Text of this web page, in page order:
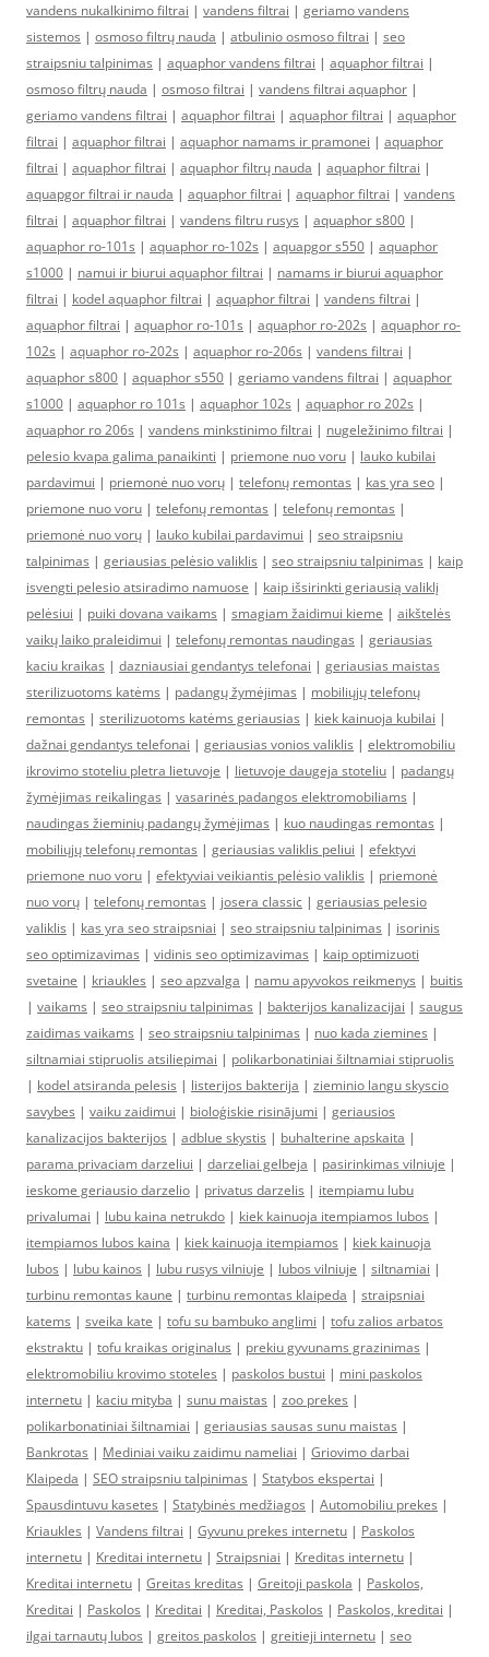
vandens nukalkinimo filtrai | vandens filtrai | geriamo vandens
sistemos | osmoso filtrų nauda | atbulinio osmoso filtrai | seo
straipsniu talpinimas | aquaphor vandens filtrai | aquaphor filtrai |
osmoso filtrų nauda | osmoso filtrai | vandens filtrai aquaphor |
geriamo vandens filtrai | aquaphor filtrai | aquaphor filtrai | aquaphor
filtrai | aquaphor filtrai | aquaphor namams ir pramonei | aquaphor
filtrai | aquaphor filtrai | aquaphor filtrų nauda | aquaphor filtrai |
aquapgor filtrai ir nauda | aquaphor filtrai | aquaphor filtrai | vandens
filtrai | aquaphor filtrai | vandens filtru rusys | aquaphor s800 |
aquaphor ro-101s | aquaphor ro-102s | aquapgor s550 | aquaphor
s1000 | namui ir biurui aquaphor filtrai | namams ir biurui aquaphor
filtrai | kodel aquaphor filtrai | aquaphor filtrai | vandens filtrai |
aquaphor filtrai | aquaphor ro-101s | aquaphor ro-202s | aquaphor ro-
102s | aquaphor ro-202s | aquaphor ro-206s | vandens filtrai |
aquaphor s800 | aquaphor s550 | geriamo vandens filtrai | aquaphor
s1000 | aquaphor ro 101s | aquaphor 102s | aquaphor ro 202s |
aquaphor ro 206s | vandens minkstinimo filtrai | nugeležinimo filtrai |
pelesio kvapa galima panaikinti | priemone nuo voru | lauko kubilai
pardavimui | priemonė nuo vorų | telefonų remontas | kas yra seo |
priemone nuo voru | telefonų remontas | telefonų remontas |
priemonė nuo vorų | lauko kubilai pardavimui | seo straipsniu
talpinimas | geriausias pelėsio valiklis | seo straipsniu talpinimas | kaip
isvengti pelesio atsiradimo namuose | kaip išsirinkti geriausią valiklį
pelėsiui | puiki dovana vaikams | smagiam žaidimui kieme | aikštelės
vaikų laiko praleidimui | telefonų remontas naudingas | geriausias
kaciu kraikas | dazniausiai gendantys telefonai | geriausias maistas
sterilizuotoms katėms | padangų žymėjimas | mobiliųjų telefonų
remontas | sterilizuotoms katėms geriausias | kiek kainuoja kubilai |
dažnai gendantys telefonai | geriausias vonios valiklis | elektromobiliu
ikrovimo stoteliu pletra lietuvoje | lietuvoje daugeja stoteliu | padangų
žymėjimas reikalingas | vasarinės padangos elektromobiliams |
naudingas žieminių padangų žymėjimas | kuo naudingas remontas |
mobiliųjų telefonų remontas | geriausias valiklis peliui | efektyvi
priemone nuo voru | efektyviai veikiantis pelėsio valiklis | priemonė
nuo vorų | telefonų remontas | josera classic | geriausias pelesio
valiklis | kas yra seo straipsniai | seo straipsniu talpinimas | isorinis
seo optimizavimas | vidinis seo optimizavimas | kaip optimizuoti
svetaine | kriaukles | seo apzvalga | namu apyvokos reikmenys | buitis
| vaikams | seo straipsniu talpinimas | bakterijos kanalizacijai | saugus
zaidimas vaikams | seo straipsniu talpinimas | nuo kada ziemines |
siltnamiai stipruolis atsiliepimai | polikarbonatiniai šiltnamiai stipruolis
| kodel atsiranda pelesis | listerijos bakterija | zieminio langu skyscio
savybes | vaiku zaidimui | bioloģiskie risinājumi | geriausios
kanalizacijos bakterijos | adblue skystis | buhalterine apskaita |
parama privaciam darzeliui | darzeliai gelbeja | pasirinkimas vilniuje |
ieskome geriausio darzelio | privatus darzelis | itempiamu lubu
privalumai | lubu kaina netrukdo | kiek kainuoja itempiamos lubos |
itempiamos lubos kaina | kiek kainuoja itempiamos | kiek kainuoja
lubos | lubu kainos | lubu rusys vilniuje | lubos vilniuje | siltnamiai |
turbinu remontas kaune | turbinu remontas klaipeda | straipsniai
katems | sveika kate | tofu su bambuko anglimi | tofu zalios arbatos
ekstraktu | tofu kraikas originalus | prekiu gyvunams grazinimas |
elektromobiliu krovimo stoteles | paskolos bustui | mini paskolos
internetu | kaciu mityba | sunu maistas | zoo prekes |
polikarbonatiniai šiltnamiai | geriausias sausas sunu maistas |
Bankrotas | Mediniai vaiku zaidimu nameliai | Griovimo darbai
Klaipeda | SEO straipsniu talpinimas | Statybos ekspertai |
Spausdintuvu kasetes | Statybinės medžiagos | Automobiliu prekes |
Kriaukles | Vandens filtrai | Gyvunu prekes internetu | Paskolos
internetu | Kreditai internetu | Straipsniai | Kreditas internetu |
Kreditai internetu | Greitas kreditas | Greitoji paskola | Paskolos,
Kreditai | Paskolos | Kreditai | Kreditai, Paskolos | Paskolos, kreditai |
ilgai tarnautų lubos | greitos paskolos | greitieji internetu | seo